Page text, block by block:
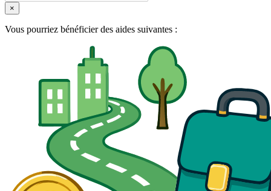
×
Vous pourriez bénéficier des aides suivantes :